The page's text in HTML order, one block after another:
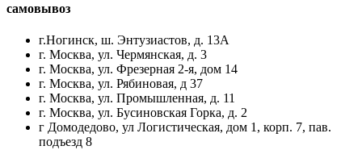
самовывоз
г.Ногинск, ш. Энтузиастов, д. 13А
г. Москва, ул. Чермянская, д. 3
г. Москва, ул. Фрезерная 2-я, дом 14
г. Москва, ул. Рябиновая, д 37
г. Москва, ул. Промышленная, д. 11
г. Москва, ул. Бусиновская Горка, д. 2
г Домодедово, ул Логистическая, дом 1, корп. 7, пав.
подъезд 8